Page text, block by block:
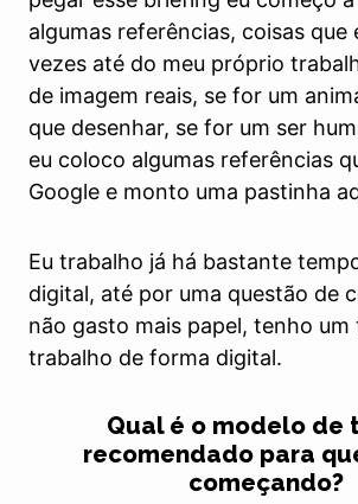
algumas referências, coisas que
vezes até do meu próprio
de imagem reais, se for um
que desenhar, se for um ser
eu coloco algumas referências
Google e monto uma pastinha
Eu trabalho já há bastante
digital, até por uma questão de
não gasto mais papel, tenho um
trabalho de forma digital.
Qual é o modelo de
recomendado para
começando?